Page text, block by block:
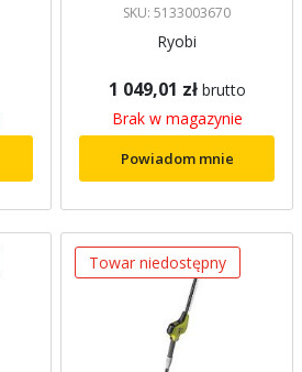
SKU: 5133003670
Ryobi
1 049,01 zł brutto
Brak w magazynie
Powiadom mnie
Towar niedostępny